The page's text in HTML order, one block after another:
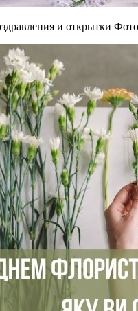
и открытки